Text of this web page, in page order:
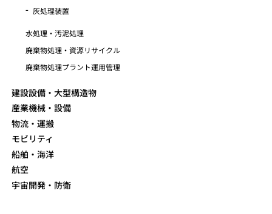
灰処理装置
水処理・汚泥処理
廃棄物処理・資源リサイクル
廃棄物処理プラント運用管理
建設設備・大型構造物
産業機械・設備
物流・運搬
モビリティ
船舶・海洋
航空
宇宙開発・防衛